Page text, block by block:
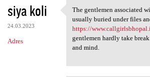
siya koli
24.03.2023
Adres
The gentlemen
The gentlemen associated
usually buried under files
https://
gentlemen hardly take
and mind.